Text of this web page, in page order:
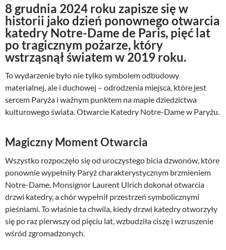
8 grudnia 2024 roku zapisze się w
historii jako dzień ponownego otwarcia
katedry Notre-Dame de Paris, pięć lat
po tragicznym pożarze, który
wstrząsnął światem w 2019 roku.
To wydarzenie było nie tylko symbolem odbudowy
materialnej, ale i duchowej – odrodzenia miejsca, które jest
sercem Paryża i ważnym punktem na mapie dziedzictwa
kulturowego świata. Otwarcie Katedry Notre-Dame w Paryżu.
Magiczny Moment Otwarcia
Wszystko rozpoczęło się od uroczystego bicia dzwonów, które
ponownie wypełniły Paryż charakterystycznym brzmieniem
Notre-Dame. Monsignor Laurent Ulrich dokonał otwarcia
drzwi katedry, a chór wypełnił przestrzeń symbolicznymi
pieśniami. To właśnie ta chwila, kiedy drzwi katedry otworzyły
się po raz pierwszy od pięciu lat, wzbudziła ciszę i wzruszenie
wśród zgromadzonych.